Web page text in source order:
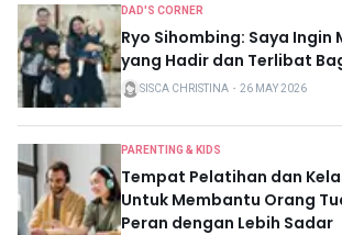
DAD'S CORNER
Ryo Sihombing: Saya Ingin
yang Hadir dan Terlibat
SISCA CHRISTINA ・ 26 MAY 2026
PARENTING & KIDS
Tempat Pelatihan dan
Untuk Membantu Orang
Peran dengan Lebih Sadar